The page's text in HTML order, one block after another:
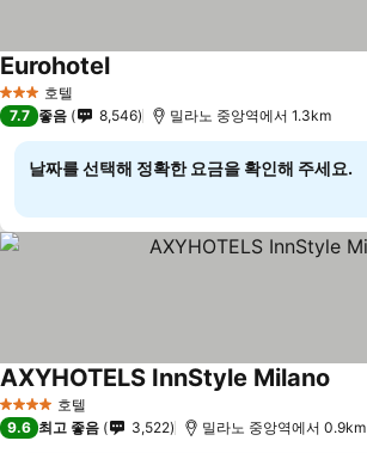
3 성급 호텔
Eurohotel
7.7 좋음 8,546 밀라노 중앙역에서 1.3km
날짜를 선택해 정확한 요금을 확인해 주세요.
4 성급 호텔
AXYHOTELS InnStyle Milano
9.6 최고 좋음 3,522 밀라노 중앙역에서 0.9km